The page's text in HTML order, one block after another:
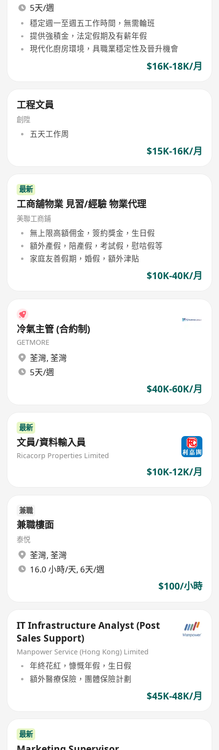
5天/週
穩定週一至週五工作時間，無需輪班
提供強積金，法定假期及有薪年假
現代化廚房環境，具職業穩定性及晉升機會
$16K-18K/月
工程文員
創陞
五天工作周
$15K-16K/月
最新
工商舖物業 見習/經驗 物業代理
美聯工商鋪
無上限高額佣金，簽約獎金，生日假
額外產假，陪產假，考試假，慰唁假等
家庭友善假期，婚假，額外津貼
$10K-40K/月
冷氣主管 (合約制)
GETMORE
荃灣, 荃灣
5天/週
$40K-60K/月
最新
文員/資料輸入員
Ricacorp Properties Limited
$10K-12K/月
兼職
兼職樓面
泰悦
荃灣, 荃灣
16.0 小時/天, 6天/週
$100/小時
IT Infrastructure Analyst (Post
Sales Support)
Manpower Service (Hong Kong) Limited
年終花紅，慷慨年假，生日假
額外醫療保險，團體保險計劃
$45K-48K/月
最新